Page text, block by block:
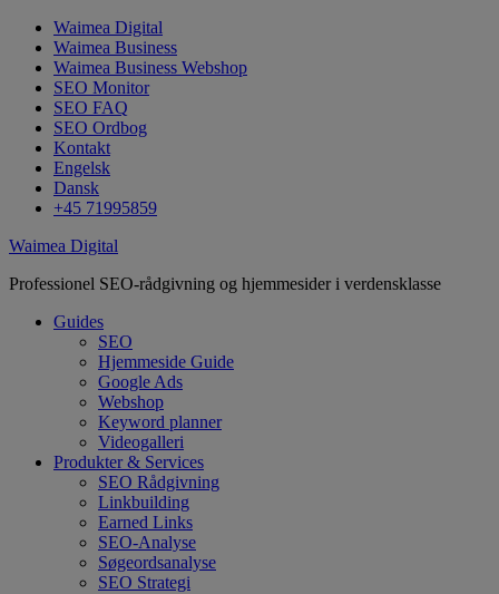
Waimea Digital
Waimea Business
Waimea Business Webshop
SEO Monitor
SEO FAQ
SEO Ordbog
Kontakt
Engelsk
Dansk
+45 71995859
Waimea Digital
Professionel SEO-rådgivning og hjemmesider i verdensklasse
Guides
SEO
Hjemmeside Guide
Google Ads
Webshop
Keyword planner
Videogalleri
Produkter & Services
SEO Rådgivning
Linkbuilding
Earned Links
SEO-Analyse
Søgeordsanalyse
SEO Strategi